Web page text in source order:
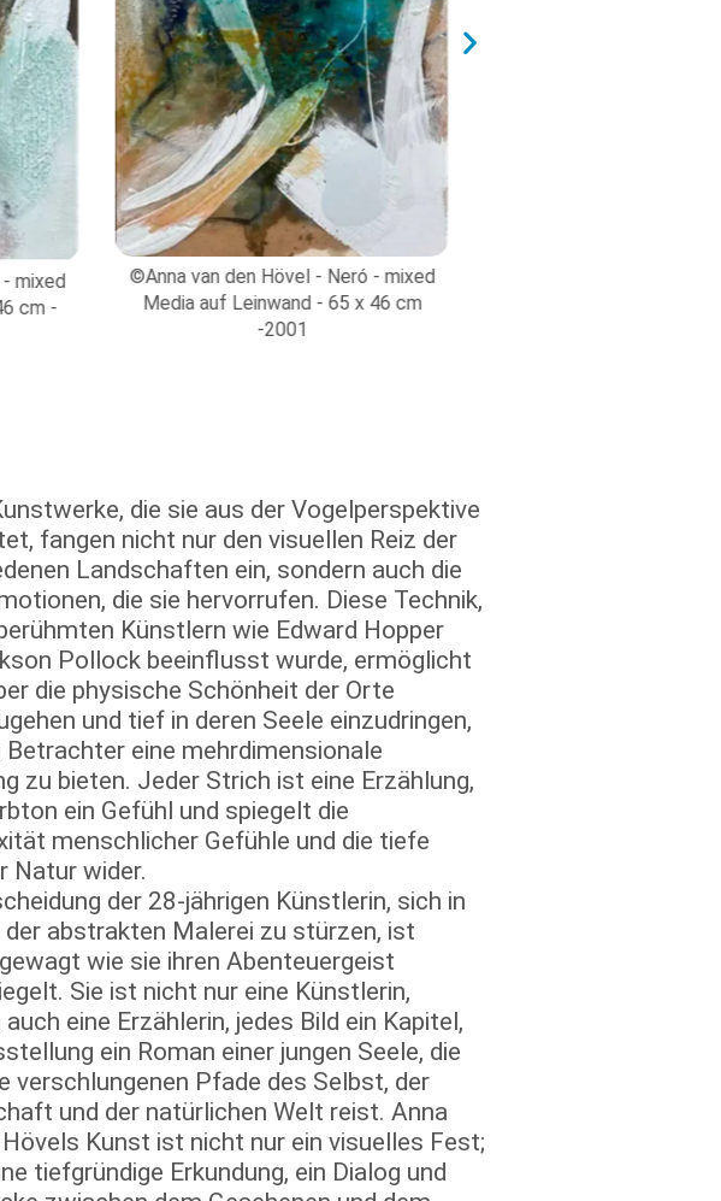
mixed
cm -
©Anna van den Hövel - Neró - mixed
Media auf Leinwand - 65 x 46 cm
-2001
die sie aus der Vogelperspektive
fangen nicht nur den visuellen Reiz der
Landschaften ein, sondern auch die
die sie hervorrufen. Diese Technik,
Künstlern wie Edward Hopper
Pollock beeinflusst wurde, ermöglicht
die physische Schönheit der Orte
und tief in deren Seele einzudringen,
Betrachter eine mehrdimensionale
zu bieten. Jeder Strich ist eine Erzählung,
ein Gefühl und spiegelt die
menschlicher Gefühle und die tiefe
Natur wider.
der 28-jährigen Künstlerin, sich in
der abstrakten Malerei zu stürzen, ist
wie sie ihren Abenteuergeist
Sie ist nicht nur eine Künstlerin,
eine Erzählerin, jedes Bild ein Kapitel,
ein Roman einer jungen Seele, die
verschlungenen Pfade des Selbst, der
und der natürlichen Welt reist. Anna
Kunst ist nicht nur ein visuelles Fest;
tiefgründige Erkundung, ein Dialog und